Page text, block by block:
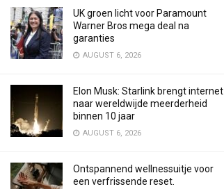
UK groen licht voor Paramount
Warner Bros mega deal na
garanties
AUGUST 6, 2026
Elon Musk: Starlink brengt internet
naar wereldwijde meerderheid
binnen 10 jaar
AUGUST 6, 2026
Ontspannend wellnessuitje voor
een verfrissende reset.